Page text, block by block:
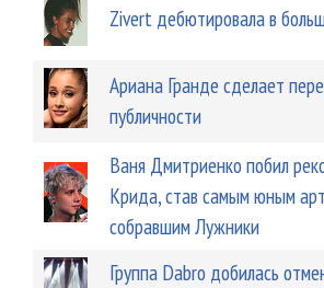
Zivert дебютировала в
Ариана Гранде сделает
публичности
Ваня Дмитриенко побил
Крида, став самым юным
собравшим Лужники
Группа Dabro добилась